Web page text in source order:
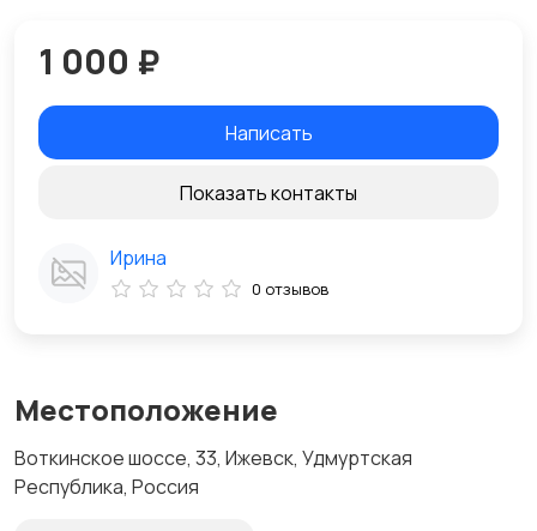
Местоположение
Воткинское шоссе, 33, Ижевск, Удмуртская
Республика, Россия
1 000 ₽
Написать
Показать контакты
Ирина
0 отзывов